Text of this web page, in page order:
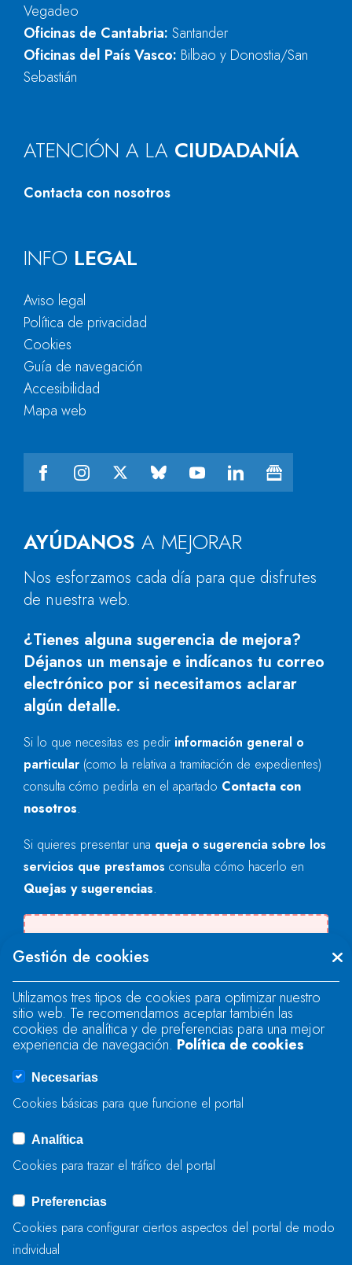
Vegadeo
Oficinas de Cantabria: Santander
Oficinas del País Vasco: Bilbao y Donostia/San
Sebastián
ATENCIÓN A LA CIUDADANÍA
Contacta con nosotros
AYÚDANOS A MEJORAR
Nos esforzamos cada día para que disfrutes
de nuestra web.
¿Tienes alguna sugerencia de mejora?
Déjanos un mensaje e indícanos tu correo
electrónico por si necesitamos aclarar
algún detalle.
Si lo que necesitas es pedir información general o
particular (como la relativa a tramitación de expedientes)
consulta cómo pedirla en el apartado Contacta con
nosotros.
Si quieres presentar una queja o sugerencia sobre los
servicios que prestamos consulta cómo hacerlo en
Quejas y sugerencias.
"text".
Se produjo un error al cargar el campo
"text".
Se produjo un error al cargar el campo
ENVIAR
INFO LEGAL
Aviso legal
Política de privacidad
Cookies
Guía de navegación
Accesibilidad
Mapa web
Gestión de cookies
Utilizamos tres tipos de cookies para optimizar nuestro
sitio web. Te recomendamos aceptar también las
cookies de analítica y de preferencias para una mejor
experiencia de navegación. Política de cookies
Necesarias
Cookies básicas para que funcione el portal
Analítica
Cookies para trazar el tráfico del portal
Preferencias
Cookies para configurar ciertos aspectos del portal de modo
individual